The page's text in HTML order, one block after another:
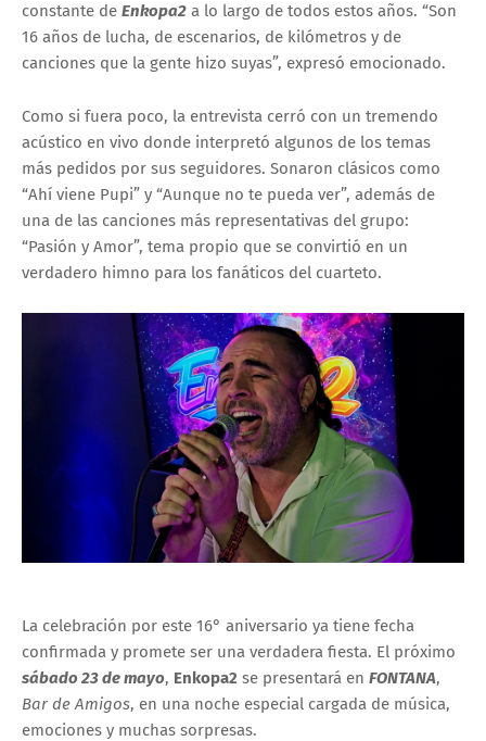
constante de Enkopa2 a lo largo de todos estos años. “Son
16 años de lucha, de escenarios, de kilómetros y de
canciones que la gente hizo suyas”, expresó emocionado.
Como si fuera poco, la entrevista cerró con un tremendo
acústico en vivo donde interpretó algunos de los temas
más pedidos por sus seguidores. Sonaron clásicos como
“Ahí viene Pupi” y “Aunque no te pueda ver”, además de
una de las canciones más representativas del grupo:
“Pasión y Amor”, tema propio que se convirtió en un
verdadero himno para los fanáticos del cuarteto.
La celebración por este 16° aniversario ya tiene fecha
confirmada y promete ser una verdadera fiesta. El próximo
sábado 23 de mayo, Enkopa2 se presentará en FONTANA,
Bar de Amigos, en una noche especial cargada de música,
emociones y muchas sorpresas.